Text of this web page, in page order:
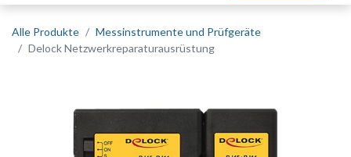
Alle Produkte
Messinstrumente und Prüfgeräte
Delock Netzwerkreparaturausrüstung